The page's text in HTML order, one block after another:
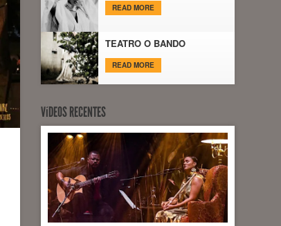
READ MORE
TEATRO O BANDO
READ MORE
VíDEOS RECENTES